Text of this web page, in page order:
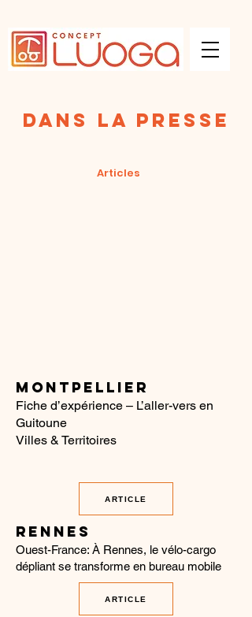
Dans la presse
Articles
MONTPELLIER
Fiche d’expérience – L’aller-vers en
Guitoune
Villes & Territoires
ARTICLE
RENNES
Ouest-France: À Rennes, le vélo-cargo
dépliant se transforme en bureau mobile
ARTICLE